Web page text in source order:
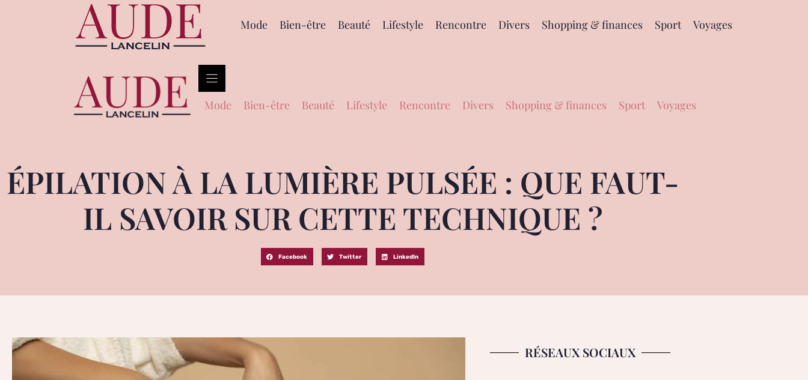
Mode Bien-être Beauté Lifestyle Rencontre Divers Shopping & finances Sport Voyages
Mode Bien-être Beauté Lifestyle Rencontre Divers Shopping & finances Sport Voyages
ÉPILATION À LA LUMIÈRE PULSÉE : QUE FAUT-
IL SAVOIR SUR CETTE TECHNIQUE ?
Facebook Twitter LinkedIn
RÉSEAUX SOCIAUX